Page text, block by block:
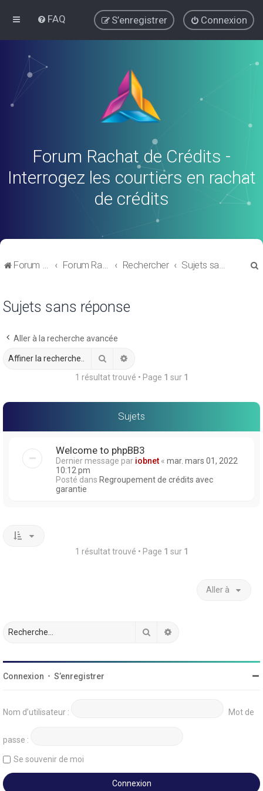
FAQ Connexion
S’enregistrer
Forum Rachat de Crédits -
Interrogez les courtiers en rachat
de crédits
Forum de discussions sur le Regroupement de Crédits et le Rachat de Crédits Forum Rachat de Crédits Rechercher Sujets sans réponse
Sujets sans réponse
Aller à la recherche avancée
Rechercher
1 résultat trouvé • Page 1 sur 1
Sujets
Welcome to phpBB3
Dernier message par iobnet « mar. mars 01, 2022
10:12 pm
Posté dans Regroupement de crédits avec
garantie
1 résultat trouvé • Page 1 sur 1
Aller à
Rechercher
Connexion • S’enregistrer
Nom d’utilisateur : Mot de
passe :
Se souvenir de moi